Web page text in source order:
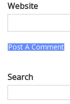
Website
Search